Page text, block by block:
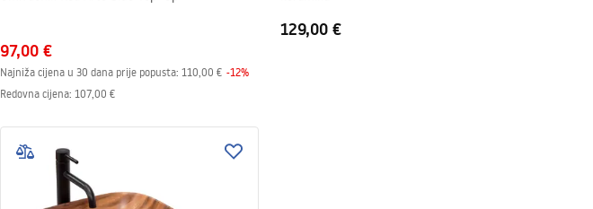
97,00 €
Najniža cijena u 30 dana prije popusta: 110,00 € -12%
Redovna cijena: 107,00 €
129,00 €